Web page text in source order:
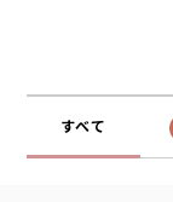
すべて